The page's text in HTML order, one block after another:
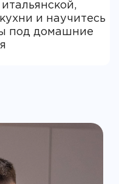
и научитесь
под домашние